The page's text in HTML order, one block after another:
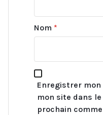
Nom *
Enregistrer mon
mon site dans
prochain